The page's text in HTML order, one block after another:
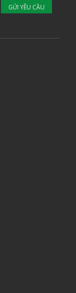
GỬI YÊU CẦU